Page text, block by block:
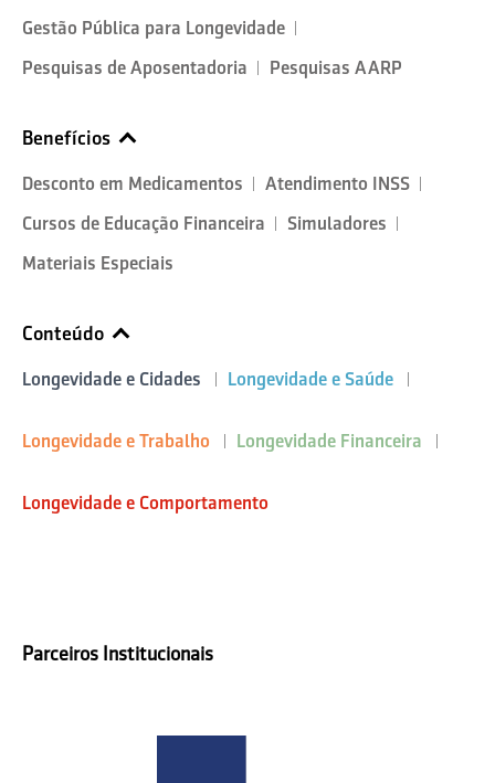
Gestão Pública para Longevidade
Pesquisas de Aposentadoria
Pesquisas AARP
Benefícios
Desconto em Medicamentos
Atendimento INSS
Cursos de Educação Financeira
Simuladores
Materiais Especiais
Conteúdo
Longevidade e Cidades Longevidade e Saúde
Longevidade e Trabalho Longevidade Financeira
Longevidade e Comportamento
Parceiros Institucionais